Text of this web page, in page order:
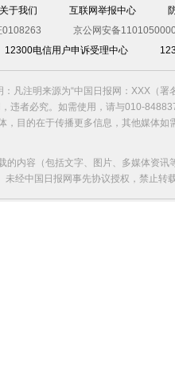
关于我们 互联网举报中心
0108263
京公网安备
12300电信用户申诉受理中心
凡注明来源为“中国日报网：XXX（
违者必究。如需使用，请与010-
，目的在于传播更多信息，其他媒体
的内容（包括文字、图片、多媒体资
未经中国日报网事先协议授权，禁止转